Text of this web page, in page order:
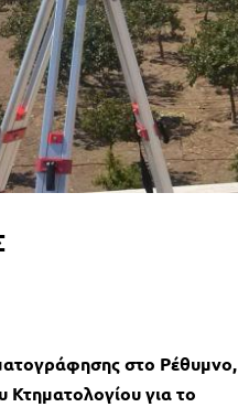
στο Ρέθυμνο,
Κτηματολογίου για το